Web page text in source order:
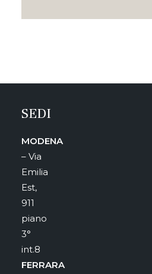
SEDI
MODENA
– Via
Emilia
Est,
911
piano
3°
int.8
FERRARA